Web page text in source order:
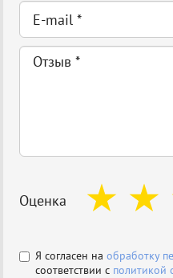
Оценка
Я согласен на обработку
соответствии с политикой